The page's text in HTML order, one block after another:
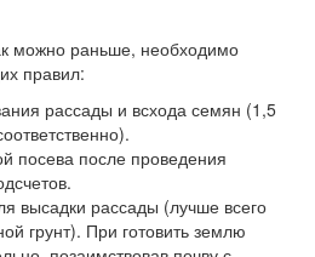
можно раньше, необходимо
правил:
рассады и всхода семян (1,5
посева после проведения
высадки рассады (лучше всего
грунт). При готовить землю